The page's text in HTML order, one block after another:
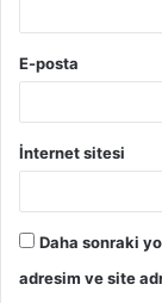
E-posta
İnternet sitesi
Daha sonraki
adresim ve site